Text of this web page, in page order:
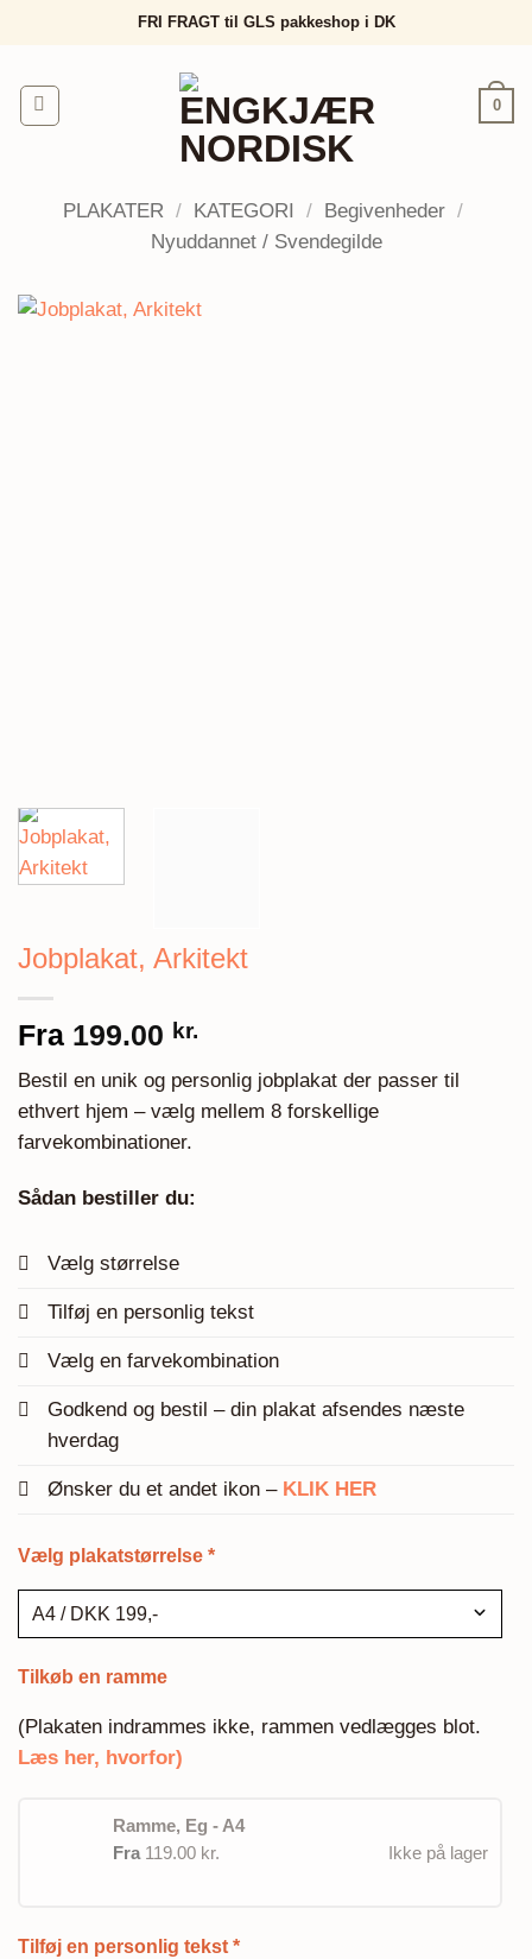
FRI FRAGT til GLS pakkeshop i DK
0
PLAKATER / KATEGORI / Begivenheder /
Nyuddannet / Svendegilde
Jobplakat, Arkitekt
Fra 199.00 kr.
Bestil en unik og personlig jobplakat der passer til
ethvert hjem – vælg mellem 8 forskellige
farvekombinationer.
Sådan bestiller du:
Vælg størrelse
Tilføj en personlig tekst
Vælg en farvekombination
Godkend og bestil – din plakat afsendes næste
hverdag
Ønsker du et andet ikon – KLIK HER
Vælg plakatstørrelse *
Tilkøb en ramme
(Plakaten indrammes ikke, rammen vedlægges blot.
Læs her, hvorfor)
Ramme, Eg - A4
Fra 119.00 kr. Ikke på lager
Tilføj en personlig tekst *